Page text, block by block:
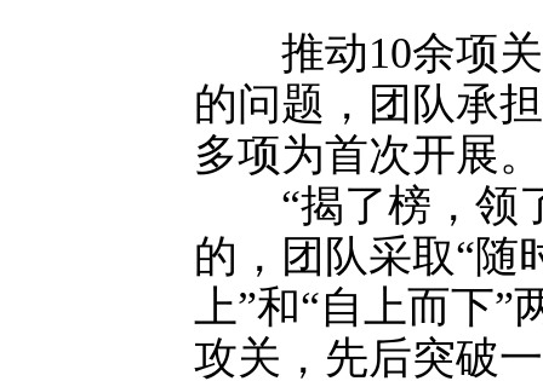
推动10余项关
的问题，团队承
多项为首次开展。
“揭了榜，领了
的，团队采取“随
上”和“自上而下”
攻关，先后突破